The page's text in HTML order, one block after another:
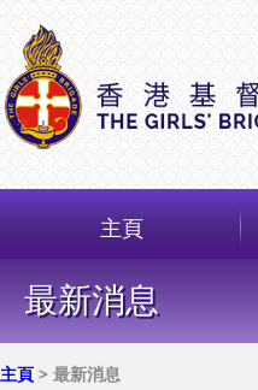
主頁
最新消息
主頁 > 最新消息